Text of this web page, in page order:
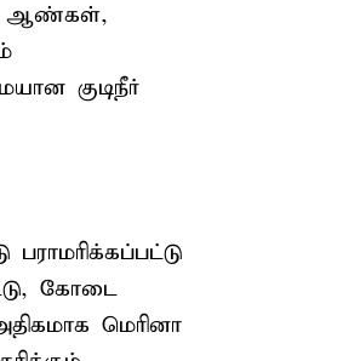
ஆண்கள்,
குடிநீர்
கோடை
மெரினா